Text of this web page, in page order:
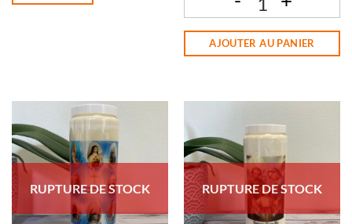
AJOUTER AU PANIER
RUPTURE DE STOCK RUPTURE DE STOCK